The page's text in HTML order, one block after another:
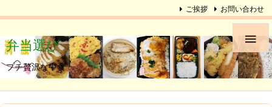

ご挨拶 お問い合わせ
弁当選び
プチ贅沢な中食